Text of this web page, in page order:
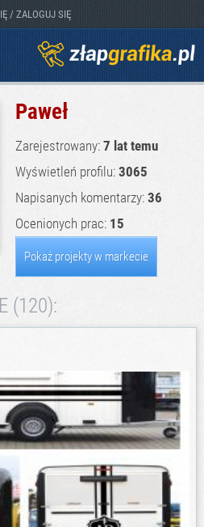
/ ZALOGUJ SIĘ
Paweł
Zarejestrowany: 7 lat temu
Wyświetleń profilu: 3065
Napisanych komentarzy: 36
Ocenionych prac: 15
Pokaż projekty w markecie
(120):